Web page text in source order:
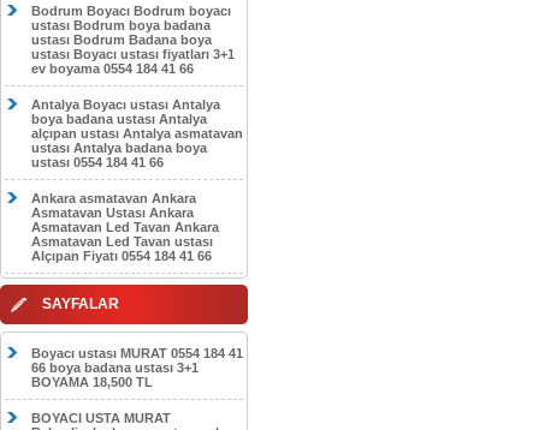
Bodrum Boyacı Bodrum boyacı
ustası Bodrum boya badana
ustası Bodrum Badana boya
ustası Boyacı ustası fiyatları 3+1
ev boyama 0554 184 41 66
Antalya Boyacı ustası Antalya
boya badana ustası Antalya
alçıpan ustası Antalya asmatavan
ustası Antalya badana boya
ustası 0554 184 41 66
Ankara asmatavan Ankara
Asmatavan Ustası Ankara
Asmatavan Led Tavan Ankara
Asmatavan Led Tavan ustası
Alçıpan Fiyatı 0554 184 41 66
SAYFALAR
Boyacı ustası MURAT 0554 184 41
66 boya badana ustası 3+1
BOYAMA 18,500 TL
BOYACI USTA MURAT